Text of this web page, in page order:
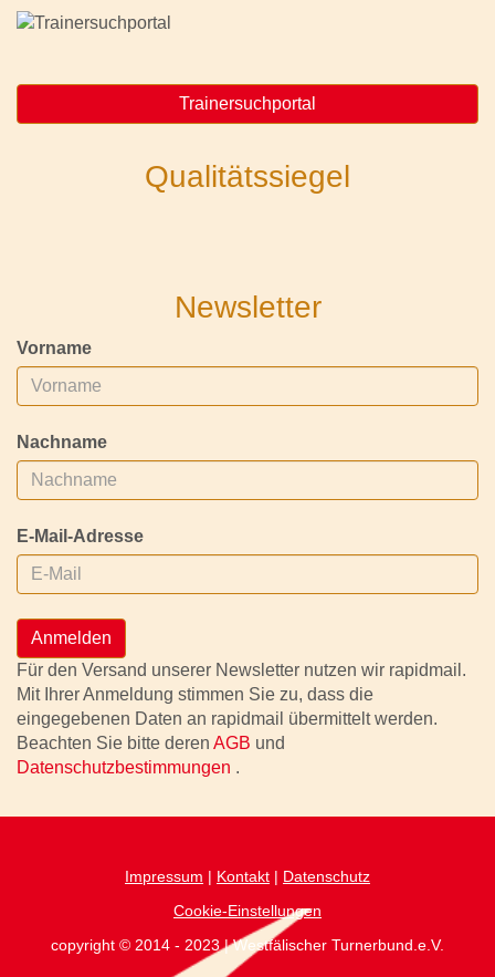
Trainersuchportal
Qualitätssiegel
Newsletter
Vorname
Nachname
E-Mail-Adresse
Anmelden
Für den Versand unserer Newsletter nutzen wir rapidmail.
Mit Ihrer Anmeldung stimmen Sie zu, dass die
eingegebenen Daten an rapidmail übermittelt werden.
Beachten Sie bitte deren AGB und
Datenschutzbestimmungen .
Impressum | Kontakt | Datenschutz
Cookie-Einstellungen
copyright © 2014 - 2023 | Westfälischer Turnerbund.e.V.